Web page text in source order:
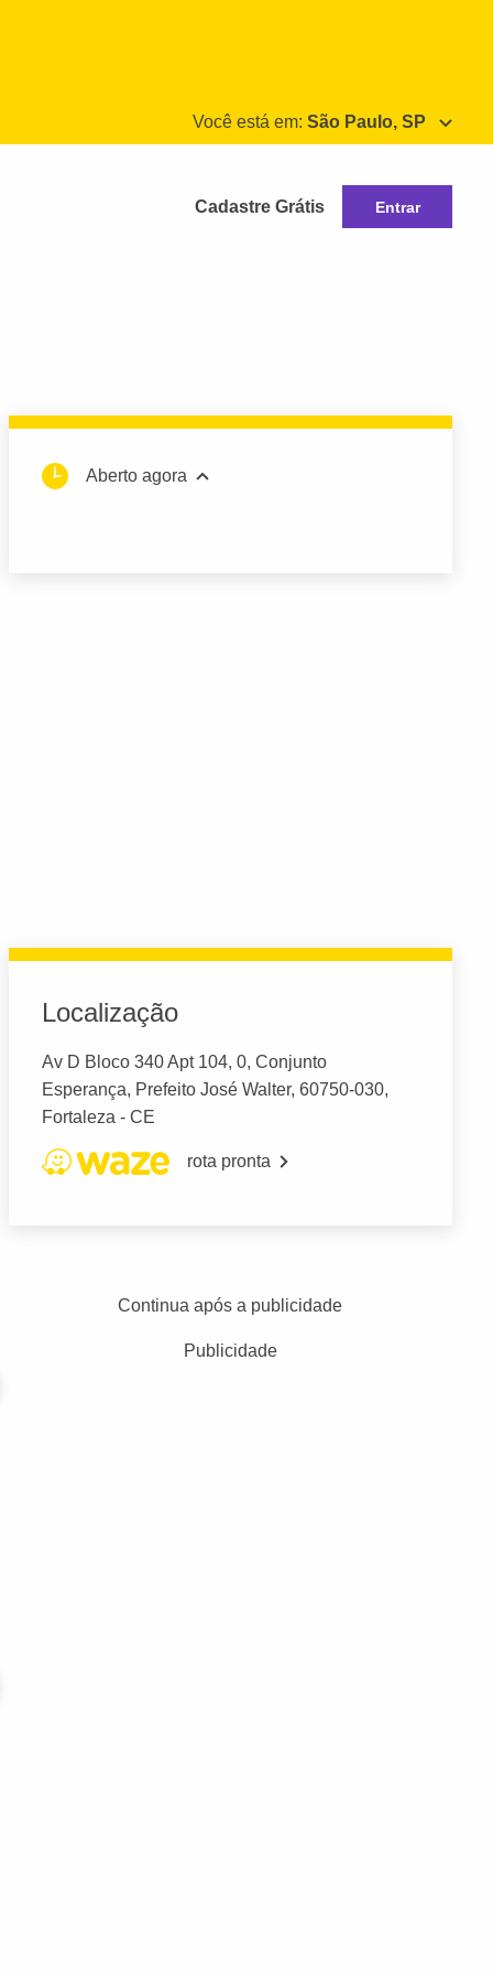
Você está em: São Paulo, SP
Cadastre Grátis Entrar
Aberto agora
Localização
Av D Bloco 340 Apt 104, 0, Conjunto
Esperança, Prefeito José Walter, 60750-030,
Fortaleza - CE
rota pronta
Continua após a publicidade
Publicidade